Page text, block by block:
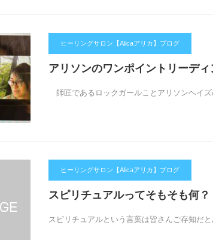
ヒーリングサロン【Alicaアリカ】ブログ
アリソンのワンポイントリーディ
師匠であるロックガールことアリソンヘイ
ヒーリングサロン【Alicaアリカ】ブログ
スピリチュアルってそもそも何？
スピリチュアルという言葉は皆さんご存知だ